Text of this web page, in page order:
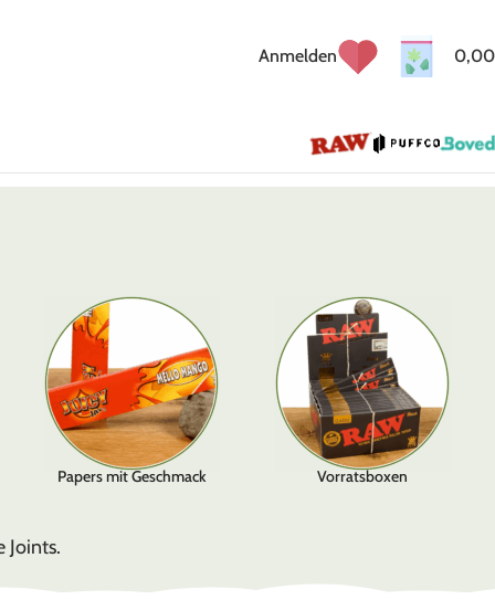
Anmelden 0,00
Papers mit Geschmack Vorratsboxen
Joints.